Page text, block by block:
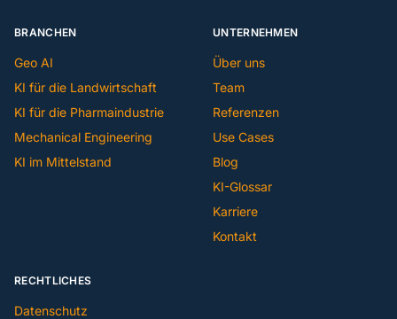
BRANCHEN
Geo AI
KI für die Landwirtschaft
KI für die Pharmaindustrie
Mechanical Engineering
KI im Mittelstand
UNTERNEHMEN
Über uns
Team
Referenzen
Use Cases
Blog
KI-Glossar
Karriere
Kontakt
RECHTLICHES
Datenschutz